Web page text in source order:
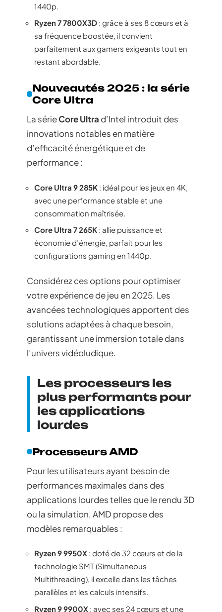
1440p.
Ryzen 7 7800X3D : grâce à ses 8 cœurs et à
sa fréquence boostée, il convient
parfaitement aux gamers exigeants tout en
restant abordable.
Nouveautés 2025 : la série
Core Ultra
La sérieCore Ultra d’Intel introduit des
innovations notables en matière
d’efficacité énergétique et de
performance :
Core Ultra 9 285K : idéal pour les jeux en 4K,
avec une performance stable et une
consommation maîtrisée.
Core Ultra 7 265K : allie puissance et
économie d’énergie, parfait pour les
configurations gaming en 1440p.
Considérez ces options pour optimiser
votre expérience de jeu en 2025. Les
avancées technologiques apportent des
solutions adaptées à chaque besoin,
garantissant une immersion totale dans
l’univers vidéoludique.
Les processeurs les
plus performants pour
les applications
lourdes
Processeurs AMD
Pour les utilisateurs ayant besoin de
performances maximales dans des
applications lourdes telles que le rendu 3D
ou la simulation, AMD propose des
modèles remarquables :
Ryzen 9 9950X : doté de 32 cœurs et de la
technologie SMT (Simultaneous
Multithreading), il excelle dans les tâches
parallèles et les calculs intensifs.
Ryzen 9 9900X : avec ses 24 cœurs et une